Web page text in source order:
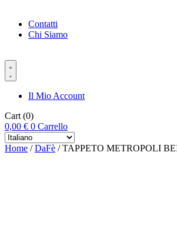
Contatti
Chi Siamo
Il Mio Account
Cart (0)
0,00 € 0 Carrello
Home /DaFè / TAPPETO METROPOLI